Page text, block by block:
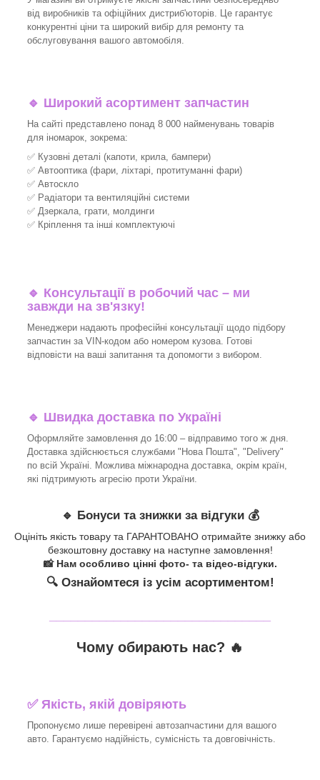
від виробників та офіційних дистриб'юторів. Це гарантує
конкурентні ціни та широкий вибір для ремонту та
обслуговування вашого автомобіля.
🔹 Широкий асортимент запчастин
На сайті представлено понад 8 000 найменувань товарів
для іномарок, зокрема:
✅ Кузовні деталі (капоти, крила, бампери)
✅ Автооптика (фари, ліхтарі, протитуманні фари)
✅ Автоскло
✅ Радіатори та вентиляційні системи
✅ Дзеркала, грати, молдинги
✅ Кріплення та інші комплектуючі
🔹 Консультації в робочий час – ми
завжди на зв'язку!
Менеджери надають професійні консультації щодо підбору
запчастин за VIN-кодом або номером кузова. Готові
відповісти на ваші запитання та допомогти з вибором.
🔹 Швидка доставка по Україні
Оформляйте замовлення до 16:00 – відправимо того ж дня.
Доставка здійснюється службами "Нова Пошта", "Delivery"
по всій Україні. Можлива міжнародна доставка, окрім країн,
які підтримують агресію проти України.
🔹 Бонуси та знижки за відгуки 💰
Оцініть якість товару та ГАРАНТОВАНО отримайте знижку або
безкоштовну доставку на наступне замовлення!
📸 Нам особливо цінні фото- та відео-відгуки.
🔍 Ознайомтеся із усім асортиментом!
Чому обирають нас? 🔥
✅ Якість, якій довіряють
Пропонуємо лише перевірені автозапчастини для вашого
авто. Гарантуємо надійність, сумісність та довговічність.